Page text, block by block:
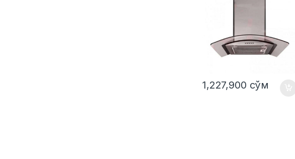
1,227,900 сўм